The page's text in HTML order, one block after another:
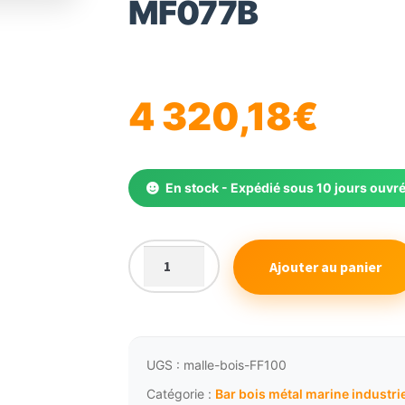
MF077B
4 320,18€
En stock - Expédié sous 10 jours
quantité
de
cabine
armoire
Ajouter au panier
UGS : malle-bois-FF100
Catégorie : Bar bois métal marine